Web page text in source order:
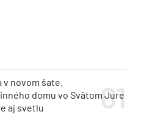
novom šate.
domu vo Svätom Jure
aj svetlu